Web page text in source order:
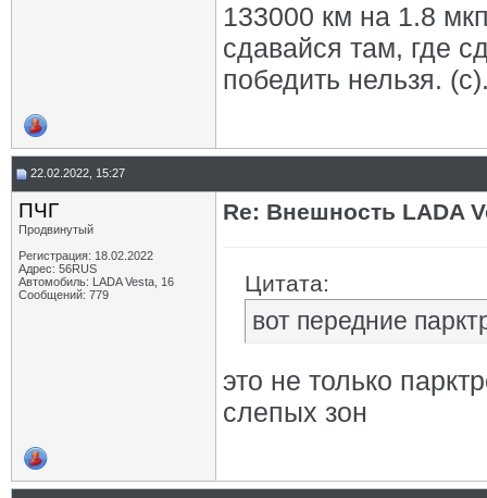
133000 км на 1.8
сдавайся там, где
победить нельзя.
22.02.2022, 15:27
ПЧГ
Продвинутый
Регистрация: 18.02.2022
Адрес: 56RUS
Автомобиль: LADA Vesta, 16
Сообщений: 779
Re: Внешность LADA
Цитата:
вот передние
это не только
слепых зон